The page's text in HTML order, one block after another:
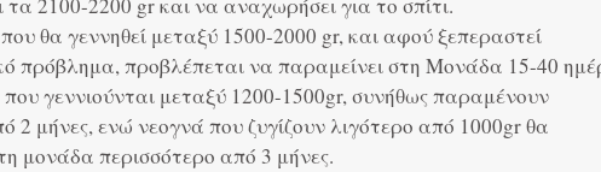
2100-2200 gr και να αναχωρήσει για το σπίτι.
θα γεννηθεί μεταξύ 1500-2000 gr, και αφού ξεπεραστεί
πρόβλημα, προβλέπεται να παραμείνει στη Μονάδα 15-40
γεννιούνται μεταξύ 1200-1500gr, συνήθως παραμένουν
2 μήνες, ενώ νεογνά που ζυγίζουν λιγότερο από 1000gr θα
μονάδα περισσότερο από 3 μήνες.